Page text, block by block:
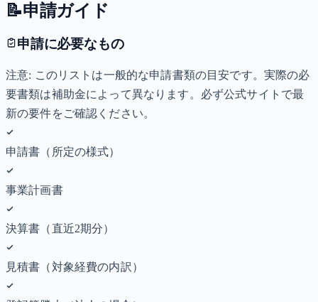
📝申請ガイド
申請に必要なもの
注意: このリストは一般的な申請書類の目安です。実際の必
要書類は補助金によって異なります。必ず公式サイトで最
新の要件をご確認ください。
申請書（所定の様式）
事業計画書
決算書（直近2期分）
見積書（対象経費の内訳）